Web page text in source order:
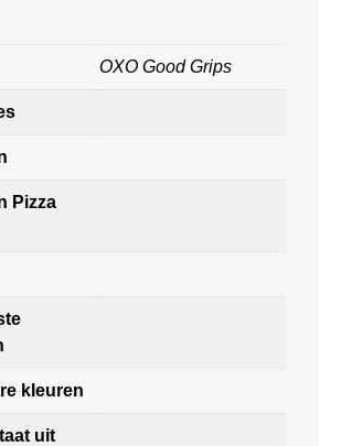
OXO Good Grips
Pizza
kleuren
uit